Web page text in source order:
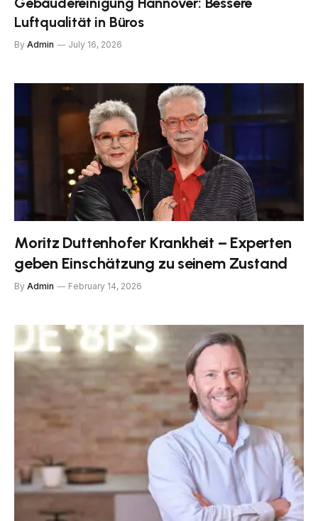
Luftqualität in Büros
By Admin July 16, 2026
Moritz Duttenhofer Krankheit – Experten
geben Einschätzung zu seinem Zustand
By Admin February 14, 2026